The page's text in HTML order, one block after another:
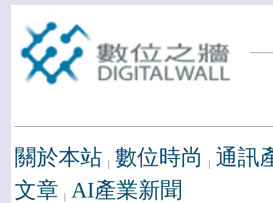
關於本站 數位時尚
通訊
文章 AI產業新聞